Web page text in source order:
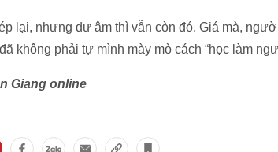
lại, nhưng dư âm thì vẫn còn đó. Giá mà,
không phải tự mình mày mò cách “học làm
Giang online